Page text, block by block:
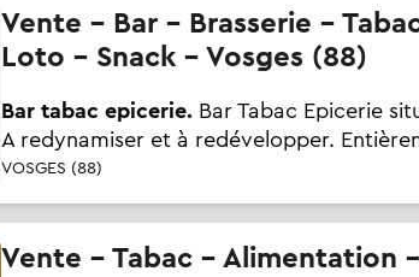
Vente - Bar - Brasserie - Tabac - Alimentation - Café - Epicerie - FDJ -
Loto - Snack - Vosges (88)
Bar tabac epicerie. Bar Tabac Epicerie
A redynamiser et à redévelopper.
VOSGES (88)
Vente - Tabac -